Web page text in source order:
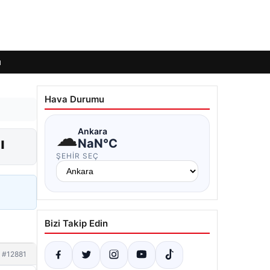
#12881
Hava Durumu
☁Ankara
NaN°C
ŞEHIR SEÇ
Bizi Takip Edin